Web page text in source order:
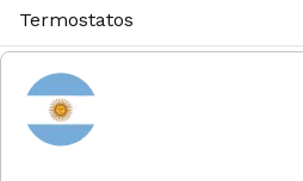
Termostatos